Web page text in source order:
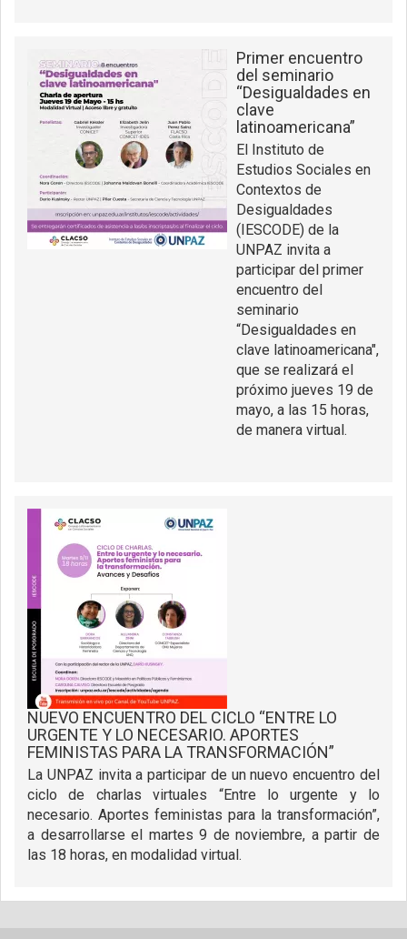
Primer encuentro
del seminario
“Desigualdades en
clave
latinoamericana”
El Instituto de
Estudios Sociales en
Contextos de
Desigualdades
(IESCODE) de la
UNPAZ invita a
participar del primer
encuentro del
seminario
“Desigualdades en
clave latinoamericana",
que se realizará el
próximo jueves 19 de
mayo, a las 15 horas,
de manera virtual.
NUEVO ENCUENTRO DEL CICLO “ENTRE LO
URGENTE Y LO NECESARIO. APORTES
FEMINISTAS PARA LA TRANSFORMACIÓN”
La UNPAZ invita a participar de un nuevo encuentro del
ciclo de charlas virtuales “Entre lo urgente y lo
necesario. Aportes feministas para la transformación”,
a desarrollarse el martes 9 de noviembre, a partir de
las 18 horas, en modalidad virtual.